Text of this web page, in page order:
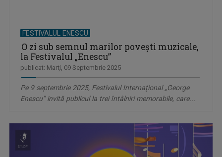
FESTIVALUL ENESCU
O zi sub semnul marilor povești muzicale,
la Festivalul „Enescu”
publicat: Marţi, 09 Septembrie 2025
Pe 9 septembrie 2025, Festivalul Internațional „George
Enescu” invită publicul la trei întâlniri memorabile, care...